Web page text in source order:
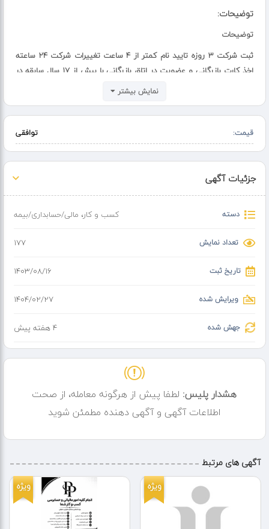
توضیحات:
توضیحات
ثبت شرکت 3 روزه تایید نام کمتر از 4 ساعت تغییرات شرکت 24 ساعته
اخذ کارت بازرگانی و عضویت در اتاق بازرگانی با بیش از 17 سال سابقه در
ثبت برند به همراه طراحی لوگو
نمایش بیشتر
قیمت: توافقی
جزئیات آگهی
دسته کسب و کار، مالی/حسابداری/بیمه
تعداد نمایش 177
تاریخ ثبت ۱۴۰۳/۰۸/۱۶
ویرایش شده ۱۴۰۴/۰۲/۲۷
جهش شده 4 هفته پیش
هشدار پلیس: لطفا پیش از هرگونه معامله، از صحت
اطلاعات آگهی و آگهی دهنده مطمئن شوید
آگهی های مرتبط
ویژه
ویژه